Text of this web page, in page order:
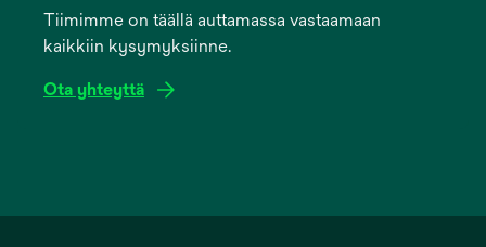
newTiimimme on täällä auttamassa vastaamaan
kaikkiin kysymyksiinne.
Ota yhteyttä